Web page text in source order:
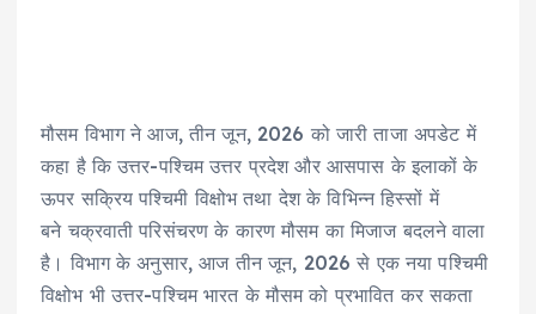
मौसम विभाग ने आज, तीन जून, 2026 को जारी ताजा अपडेट में
कहा है कि उत्तर-पश्चिम उत्तर प्रदेश और आसपास के इलाकों के
ऊपर सक्रिय पश्चिमी विक्षोभ तथा देश के विभिन्न हिस्सों में
बने चक्रवाती परिसंचरण के कारण मौसम का मिजाज बदलने वाला
है। विभाग के अनुसार, आज तीन जून, 2026 से एक नया पश्चिमी
विक्षोभ भी उत्तर-पश्चिम भारत के मौसम को प्रभावित कर सकता